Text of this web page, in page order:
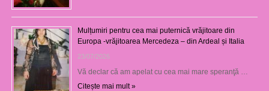
Mulțumiri pentru cea mai puternică vrăjitoare din
Europa -vrăjitoarea Mercedeza – din Ardeal și Italia
23/07/2026
Vă declar că am apelat cu cea mai mare speranţă …
Citește mai mult »